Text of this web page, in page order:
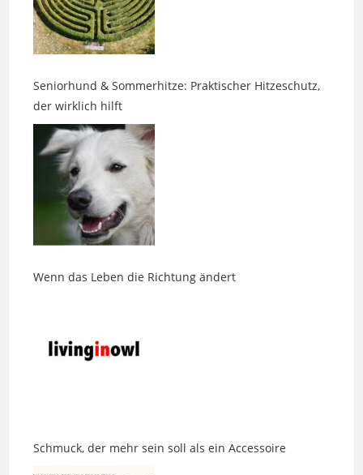
Seniorhund & Sommerhitze: Praktischer Hitzeschutz,
Wenn das Leben die Richtung ändert